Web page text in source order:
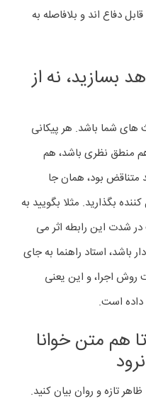
دفاع اند و بلافاصله به
بسازید، نه از
شما باشد. هر پیکانی
منطق نظری باشد، هم
بود، همان جا
بگذارید. مثلا بگویید به
شدت این رابطه اثر می
باشد، استاد راهنما به جای
روش اجرا، و این یعنی
است.
هم متن خوانا
تازه و روان بیان کنید.